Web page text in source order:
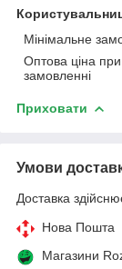
Мінімальне
Оптова ціна при
замовленні
Приховати
Умови
Доставка
Нова Пошта
Магазини